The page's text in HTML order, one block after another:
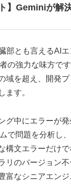
】Geminiが解
部とも言えるAIエ
の強力な味方で
域を超え、開発
ます。
グ中にエラーが発
で問題を分析し
構文エラーだけ
リのバージョン
富なシニアエン